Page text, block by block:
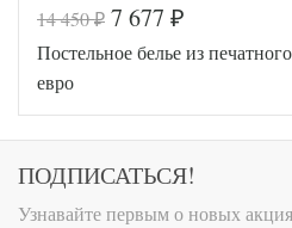
Код товара
515-255
Артикул
SLD-B-
Ткань
Размер
пододеяльника
Размер
простыни
230х250
50х70
14 450₽ 7 677 ₽
Постельное белье из
евро
ПОДПИСАТЬСЯ!
Узнавайте первым о новых